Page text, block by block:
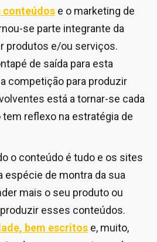
conteúdos e o marketing de
se parte integrante da
produtos e/ou serviços.
de saída para esta
competição para produzir
está a tornar-se cada
reflexo na estratégia de
o conteúdo é tudo e os sites
de montra da sua
mais o seu produto ou
esses conteúdos.
bem escritos e, muito,